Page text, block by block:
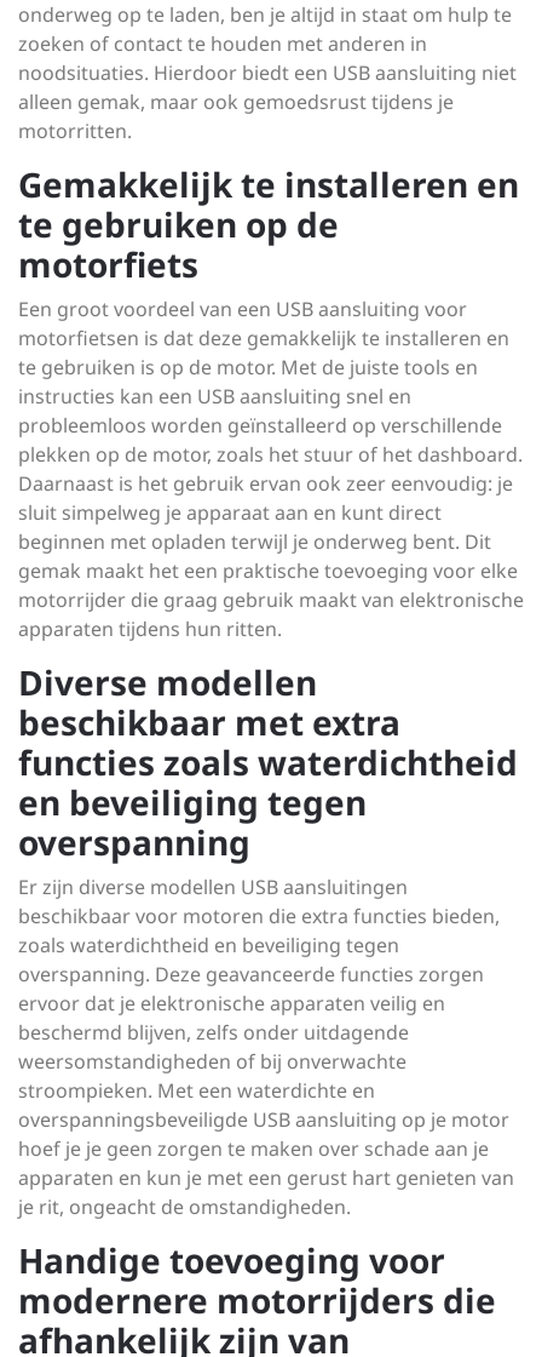
onderweg op te laden, ben je altijd in staat om hulp te
zoeken of contact te houden met anderen in
noodsituaties. Hierdoor biedt een USB aansluiting niet
alleen gemak, maar ook gemoedsrust tijdens je
motorritten.
Gemakkelijk te installeren en
te gebruiken op de
motorfiets
Een groot voordeel van een USB aansluiting voor
motorfietsen is dat deze gemakkelijk te installeren en
te gebruiken is op de motor. Met de juiste tools en
instructies kan een USB aansluiting snel en
probleemloos worden geïnstalleerd op verschillende
plekken op de motor, zoals het stuur of het dashboard.
Daarnaast is het gebruik ervan ook zeer eenvoudig: je
sluit simpelweg je apparaat aan en kunt direct
beginnen met opladen terwijl je onderweg bent. Dit
gemak maakt het een praktische toevoeging voor elke
motorrijder die graag gebruik maakt van elektronische
apparaten tijdens hun ritten.
Diverse modellen
beschikbaar met extra
functies zoals waterdichtheid
en beveiliging tegen
overspanning
Er zijn diverse modellen USB aansluitingen
beschikbaar voor motoren die extra functies bieden,
zoals waterdichtheid en beveiliging tegen
overspanning. Deze geavanceerde functies zorgen
ervoor dat je elektronische apparaten veilig en
beschermd blijven, zelfs onder uitdagende
weersomstandigheden of bij onverwachte
stroompieken. Met een waterdichte en
overspanningsbeveiligde USB aansluiting op je motor
hoef je je geen zorgen te maken over schade aan je
apparaten en kun je met een gerust hart genieten van
je rit, ongeacht de omstandigheden.
Handige toevoeging voor
modernere motorrijders die
afhankelijk zijn van